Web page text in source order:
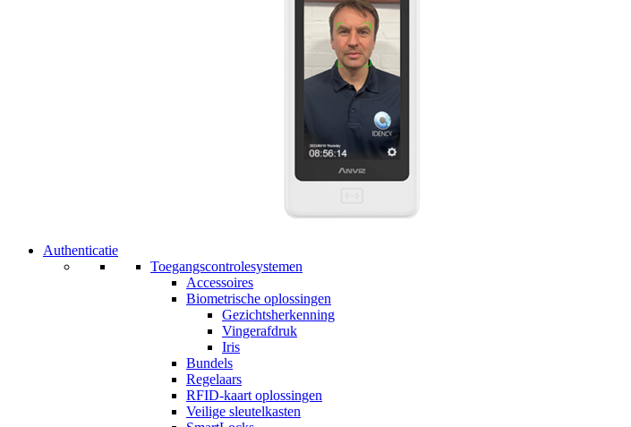
Authenticatie
Toegangscontrolesystemen
Accessoires
Biometrische oplossingen
Gezichtsherkenning
Vingerafdruk
Iris
Bundels
Regelaars
RFID-kaart oplossingen
Veilige sleutelkasten